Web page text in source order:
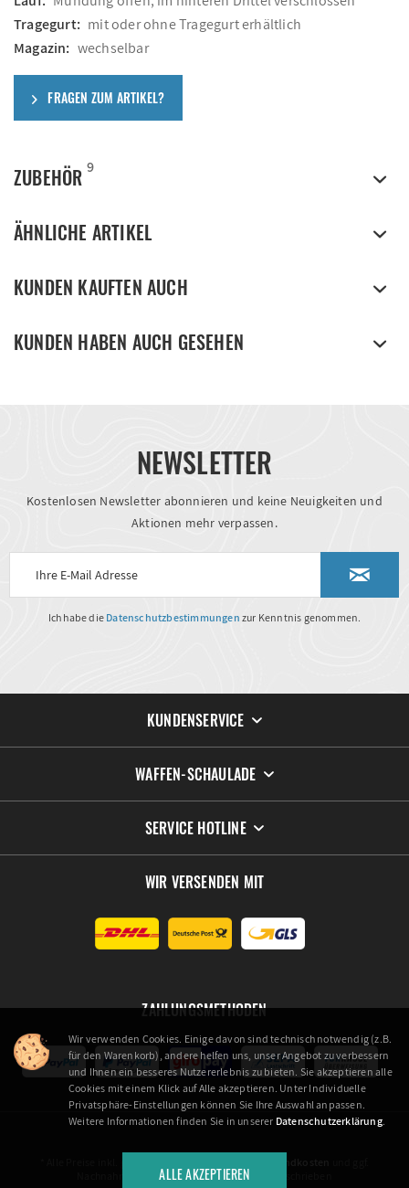
Tragegurt: mit oder ohne Tragegurt erhältlich
Magazin: wechselbar
FRAGEN ZUM ARTIKEL?
ZUBEHÖR 9
ÄHNLICHE ARTIKEL
KUNDEN KAUFTEN AUCH
KUNDEN HABEN AUCH GESEHEN
NEWSLETTER
Kostenlosen Newsletter abonnieren und keine Neuigkeiten und
Aktionen mehr verpassen.
Ich habe die Datenschutzbestimmungen zur Kenntnis genommen.
KUNDENSERVICE
WAFFEN-SCHAULADE
SERVICE HOTLINE
WIR VERSENDEN MIT
ZAHLUNGSMETHODEN
Nachnahmegebühren, wenn nicht anders beschrieben
Wir verwenden Cookies. Einige davon sind technisch notwendig (z.B.
für den Warenkorb), andere helfen uns, unser Angebot zu verbessern
und Ihnen ein besseres Nutzererlebnis zu bieten. Sie akzeptieren alle
Cookies mit einem Klick auf Alle akzeptieren. Unter Individuelle
Privatsphäre-Einstellungen können Sie Ihre Auswahl anpassen.
Weitere Informationen finden Sie in unserer Datenschutzerklärung.
ALLE AKZEPTIEREN